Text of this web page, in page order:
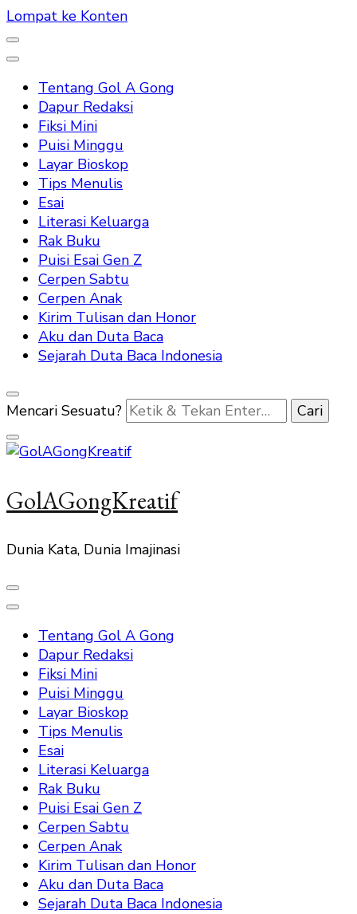
Lompat ke Konten
Tentang Gol A Gong
Dapur Redaksi
Fiksi Mini
Puisi Minggu
Layar Bioskop
Tips Menulis
Esai
Literasi Keluarga
Rak Buku
Puisi Esai Gen Z
Cerpen Sabtu
Cerpen Anak
Kirim Tulisan dan Honor
Aku dan Duta Baca
Sejarah Duta Baca Indonesia
Mencari Sesuatu?
GolAGongKreatif
Dunia Kata, Dunia Imajinasi
Tentang Gol A Gong
Dapur Redaksi
Fiksi Mini
Puisi Minggu
Layar Bioskop
Tips Menulis
Esai
Literasi Keluarga
Rak Buku
Puisi Esai Gen Z
Cerpen Sabtu
Cerpen Anak
Kirim Tulisan dan Honor
Aku dan Duta Baca
Sejarah Duta Baca Indonesia